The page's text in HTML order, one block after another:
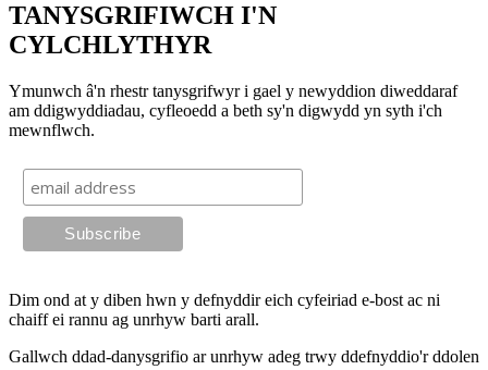
TANYSGRIFIWCH I'N
CYLCHLYTHYR
Ymunwch â'n rhestr tanysgrifwyr i gael y newyddion diweddaraf
am ddigwyddiadau, cyfleoedd a beth sy'n digwydd yn syth i'ch
mewnflwch.
Dim ond at y diben hwn y defnyddir eich cyfeiriad e-bost ac ni
chaiff ei rannu ag unrhyw barti arall.
Gallwch ddad-danysgrifio ar unrhyw adeg trwy ddefnyddio'r ddolen